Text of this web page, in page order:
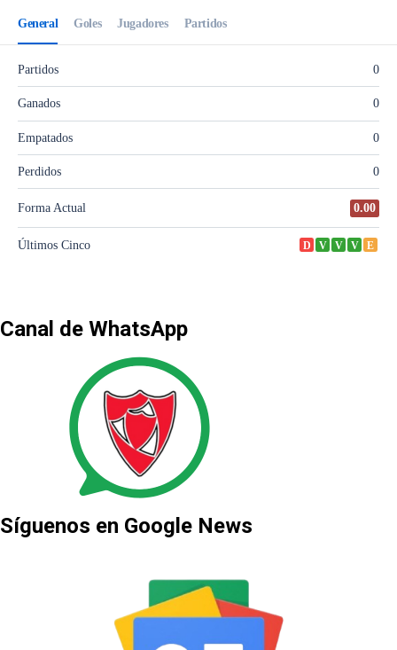
Canal de WhatsApp
Síguenos en Google News